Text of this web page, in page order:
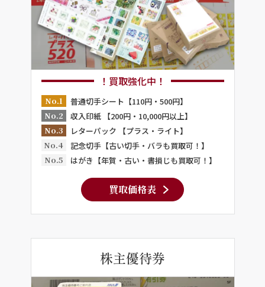
！買取強化中！
No.1
普通切手シート【110円・500円】
No.2
収入印紙 【200円・10,000円以上】
No.3
レターパック 【プラス・ライト】
No.4
記念切手【古い切手・バラも買取可！】
No.5
はがき【年賀・古い・書損じも買取可！】
買取価格表
株主優待券